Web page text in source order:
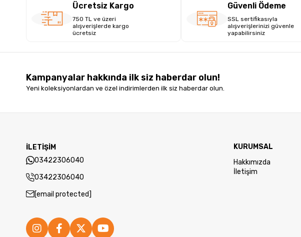
Ücretsiz Kargo
750 TL ve üzeri
alışverişlerde kargo
ücretsiz
Güvenli Ödeme
SSL sertifikasıyla
alışverişlerinizi güvenle
yapabilirsiniz
Kampanyalar hakkında ilk siz haberdar olun!
Yeni koleksiyonlardan ve özel indirimlerden ilk siz haberdar olun.
İLETİŞİM
03422306040
03422306040
[email protected]
KURUMSAL
Hakkımızda
İletişim